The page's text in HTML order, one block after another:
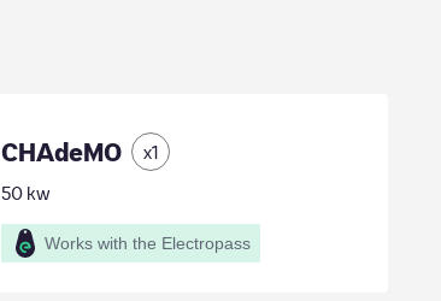
CHAdeMO x1
50 kw
Works with the Electropass